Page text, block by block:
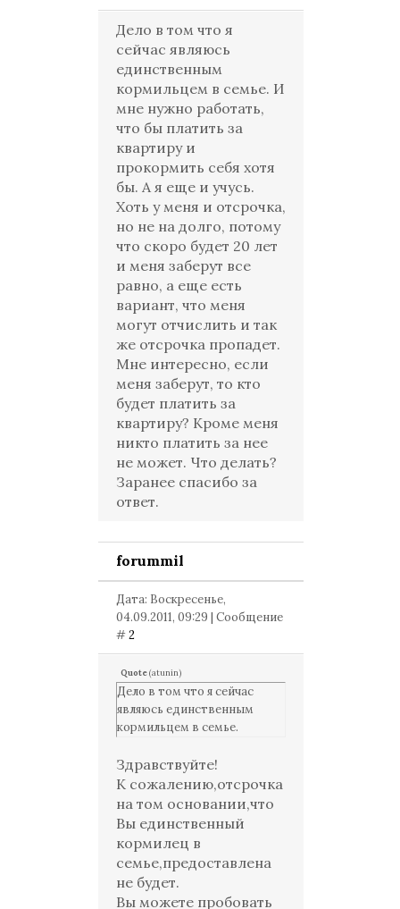
Дело в том что я
сейчас являюсь
единственным
кормильцем в семье. И
мне нужно работать,
что бы платить за
квартиру и
прокормить себя хотя
бы. А я еще и учусь.
Хоть у меня и отсрочка,
но не на долго, потому
что скоро будет 20 лет
и меня заберут все
равно, а еще есть
вариант, что меня
могут отчислить и так
же отсрочка пропадет.
Мне интересно, если
меня заберут, то кто
будет платить за
квартиру? Кроме меня
никто платить за нее
не может. Что делать?
Заранее спасибо за
ответ.
forummil
Дата: Воскресенье,
04.09.2011, 09:29 | Сообщение
#2
Quote(atunin)
Дело в том что я сейчас
являюсь единственным
кормильцем в семье.
Здравствуйте!
К сожалению,отсрочка
на том основании,что
Вы единственный
кормилец в
семье,предоставлена
не будет.
Вы можете пробовать